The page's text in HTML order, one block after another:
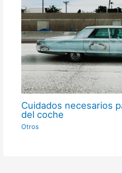
Cuidados necesarios
del coche
Otros